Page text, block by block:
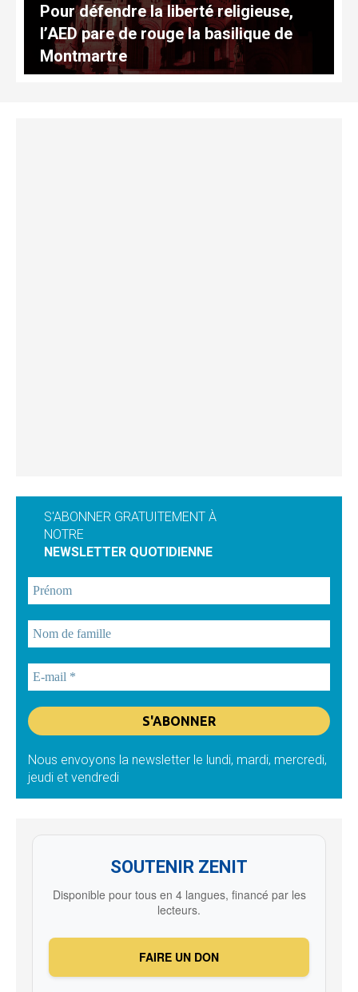
Pour défendre la liberté religieuse,
l’AED pare de rouge la basilique de
Montmartre
S'ABONNER GRATUITEMENT À
NOTRE
NEWSLETTER QUOTIDIENNE
Nous envoyons la newsletter le lundi, mardi, mercredi,
jeudi et vendredi
SOUTENIR ZENIT
Disponible pour tous en 4 langues, financé par les
lecteurs.
FAIRE UN DON